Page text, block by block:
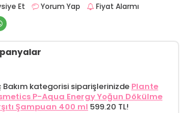
Et Yorum Yap Fiyat Alarmı
Bakım kategorisi siparişlerinizde Plante
P-Aqua Energy Yoğun Dökülme
Şampuan 400 ml 599.20 TL!